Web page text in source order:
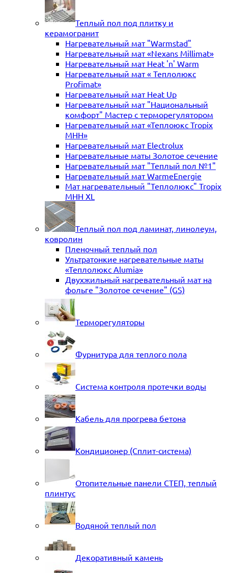
Теплый пол под плитку и
керамогранит
Нагревательный мат "Warmstad"
Нагревательный мат «Nexans Millimat»
Нагревательный мат Heat 'n' Warm
Нагревательный мат « Теплолюкс
Profimat»
Нагревательный мат Heat Up
Нагревательный мат "Национальный
комфорт" Мастер с терморегулятором
Нагревательный мат «Теплоюкс Tropix
MHH»
Нагревательный мат Electrolux
Нагревательные маты Золотое сечение
Нагревательный мат "Теплый пол №1"
Нагревательный мат WarmeEnergie
Мат нагревательный "Теплолюкс" Tropix
МНН XL
Теплый пол под ламинат, линолеум,
ковролин
Пленочный теплый пол
Ультратонкие нагревательные маты
«Теплолюкс Alumia»
Двухжильный нагревательный мат на
фольге "Золотое сечение" (GS)
Терморегуляторы
Фурнитура для теплого пола
Система контроля протечки воды
Кабель для прогрева бетона
Кондиционер (Сплит-система)
Отопительные панели СТЕП, теплый
плинтус
Водяной теплый пол
Декоративный камень